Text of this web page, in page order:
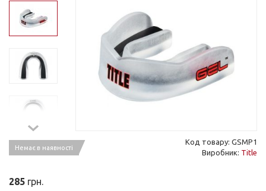
Немає в наявності
Код товару: GSMP1
Виробник: Title
285 грн.